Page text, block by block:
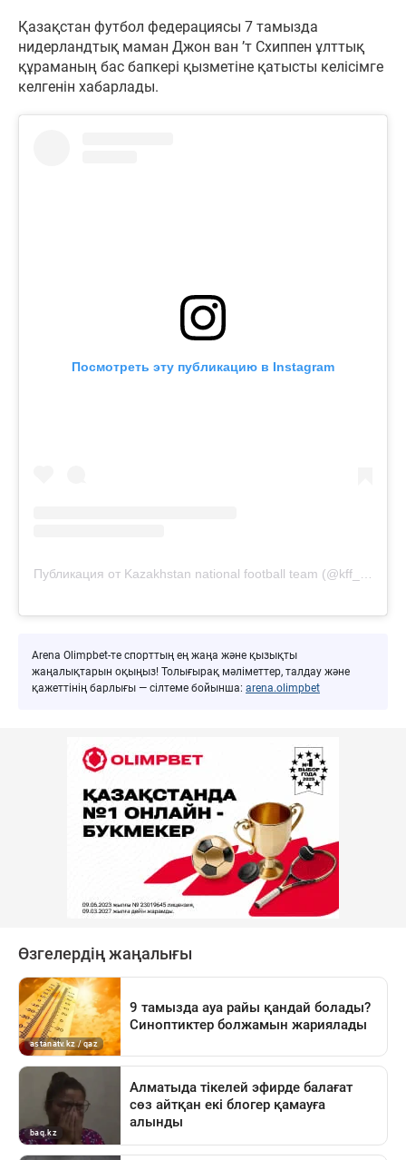
Қазақстан футбол федерациясы 7 тамызда
нидерландтық маман Джон ван ’т Схиппен ұлттық
құраманың бас бапкері қызметіне қатысты келісімге
келгенін хабарлады.
Посмотреть эту публикацию в Instagram
Arena Olimpbet-те спорттың ең жаңа және қызықты
жаңалықтарын оқыңыз! Толығырақ мәліметтер, талдау және
қажеттінің барлығы — сілтеме бойынша: arena.olimpbet